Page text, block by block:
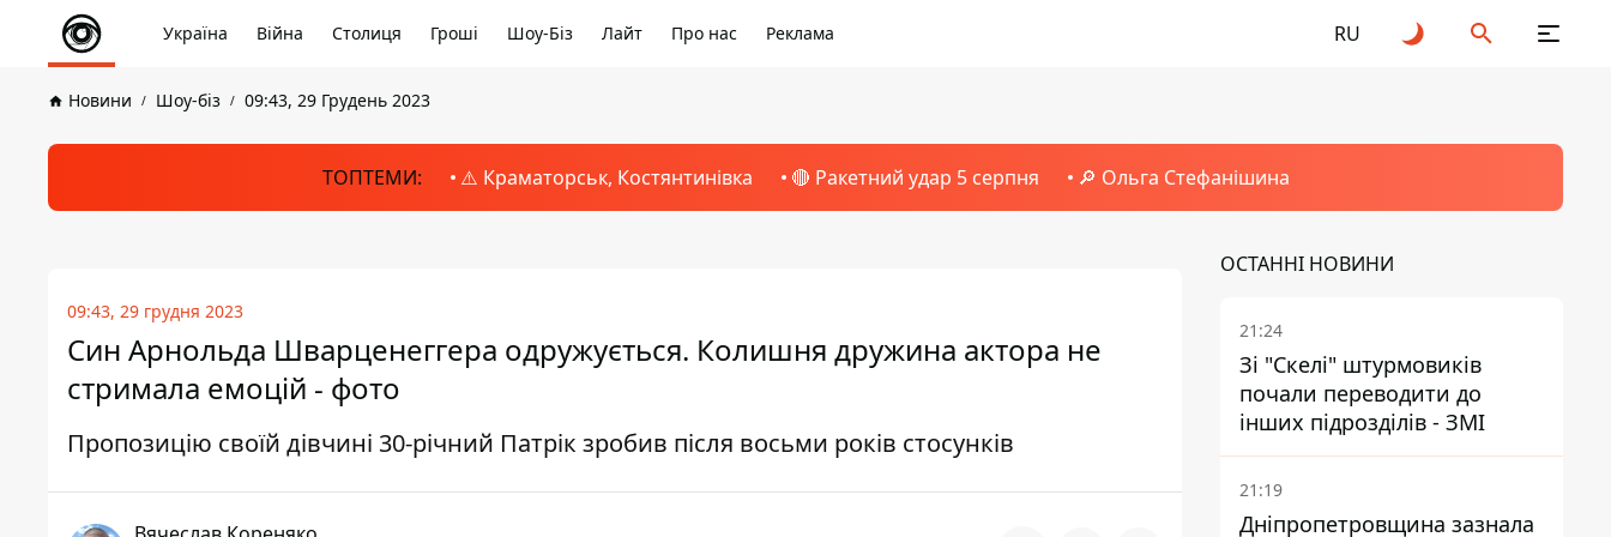
Україна Війна Столиця Гроші Шоу-Біз Лайт Про нас Реклама RU
Новини Шоу-біз 09:43, 29 Грудень 2023
ТОПТЕМИ: ⚠️ Краматорськ, Костянтинівка 🔴 Ракетний удар 5 серпня 🔎 Ольга Стефанішина
09:43, 29 грудня 2023
Син Арнольда Шварценеггера одружується. Колишня дружина актора не
стримала емоцій - фото
Пропозицію своїй дівчині 30-річний Патрік зробив після восьми років стосунків
ОСТАННІ НОВИНИ
21:24
Зі "Скелі" штурмовиків
почали переводити до
інших підрозділів - ЗМІ
21:19
Дніпропетровщина зазнала